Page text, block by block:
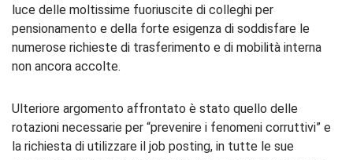
luce delle moltissime fuoriuscite di colleghi per
pensionamento e della forte esigenza di soddisfare le
numerose richieste di trasferimento e di mobilità interna
non ancora accolte.
Ulteriore argomento affrontato è stato quello delle
rotazioni necessarie per “prevenire i fenomeni corruttivi” e
la richiesta di utilizzare il job posting, in tutte le sue